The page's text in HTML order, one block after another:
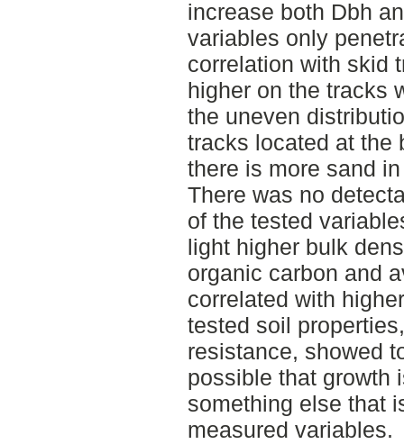
increase both Dbh
variables only
correlation with skid
higher on the tracks
the uneven
tracks located at the
there is more sand
There was no
of the tested
light higher bulk
organic carbon and
correlated with
tested soil
resistance, showed
possible that growth
something else that
measured variables.